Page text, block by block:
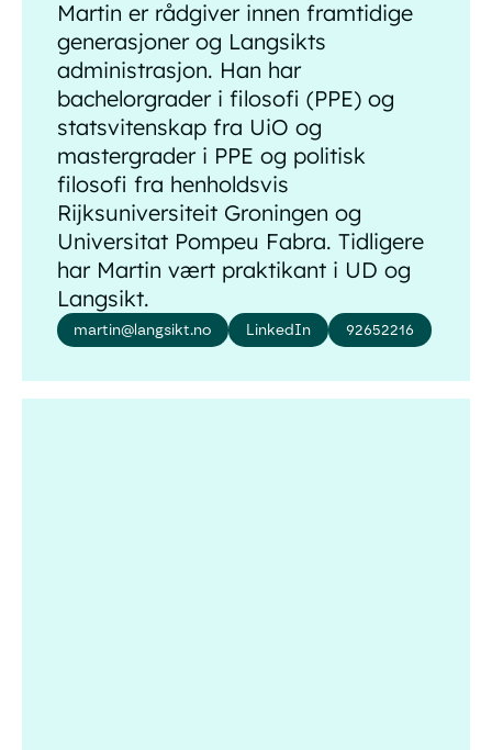
Martin er rådgiver innen framtidige
generasjoner og Langsikts
administrasjon. Han har
bachelorgrader i filosofi (PPE) og
statsvitenskap fra UiO og
mastergrader i PPE og politisk
filosofi fra henholdsvis
Rijksuniversiteit Groningen og
Universitat Pompeu Fabra. Tidligere
har Martin vært praktikant i UD og
Langsikt.
martin@langsikt.no LinkedIn 92652216